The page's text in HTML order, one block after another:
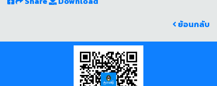
ย้อนกลับ